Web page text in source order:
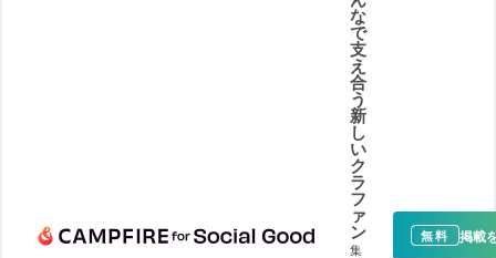
な
で
支
え
合
う
新
し
い
ク
ラ
フ
ァ
ン
集
無料 掲載